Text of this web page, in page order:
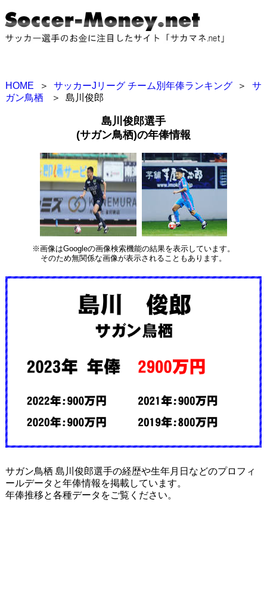
HOME ＞ サッカーJリーグ チーム別年俸ランキング ＞
サ
ガン鳥栖
＞ 島川俊郎
島川俊郎選手
(サガン鳥栖)の年俸情報
※画像はGoogleの画像検索機能の結果を表示しています。
そのため無関係な画像が表示されることもあります。
サガン鳥栖 島川俊郎選手の経歴や生年月日などのプロフィ
ールデータと年俸情報を掲載しています。
年俸推移と各種データをご覧ください。